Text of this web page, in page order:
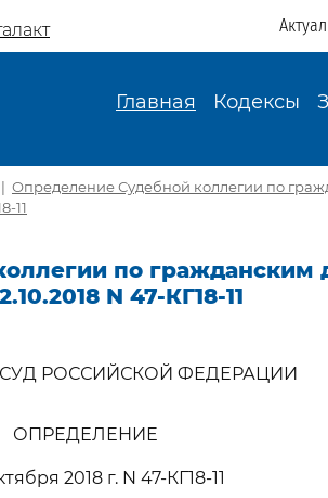
Главная Кодексы
| Определение Судебной коллегии по
11
по гражданским
N 47-КГ18-11
РОССИЙСКОЙ ФЕДЕРАЦИИ
ОПРЕДЕЛЕНИЕ
2018 г. N 47-КГ18-11